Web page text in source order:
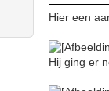
Hier een
Hij ging er